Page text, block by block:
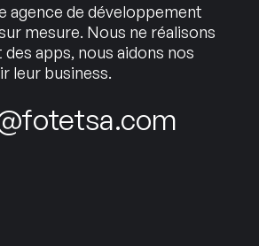
agence de développement
mesure. Nous ne réalisons
apps, nous aidons nos
leur business.